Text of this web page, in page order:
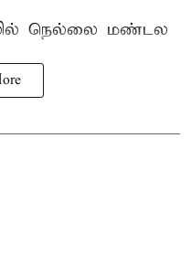
நெல்லை மண்டல